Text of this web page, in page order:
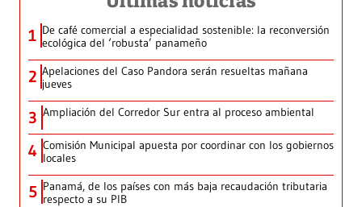
1 De café comercial a especialidad sostenible: la reconversión
ecológica del ‘robusta’ panameño
2 Apelaciones del Caso Pandora serán resueltas mañana
jueves
3 Ampliación del Corredor Sur entra al proceso ambiental
4 Comisión Municipal apuesta por coordinar con los gobiernos
locales
5 Panamá, de los países con más baja recaudación tributaria
respecto a su PIB